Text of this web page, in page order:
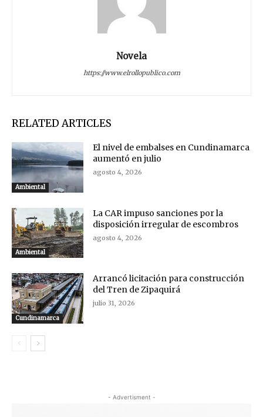
Novela
https://www.elrollopublico.com
RELATED ARTICLES
Ambiental
El nivel de embalses en Cundinamarca
aumentó en julio
agosto 4, 2026
Ambiental
La CAR impuso sanciones por la
disposición irregular de escombros
agosto 4, 2026
Cundinamarca
Arrancó licitación para construcción
del Tren de Zipaquirá
julio 31, 2026
- Advertisment -